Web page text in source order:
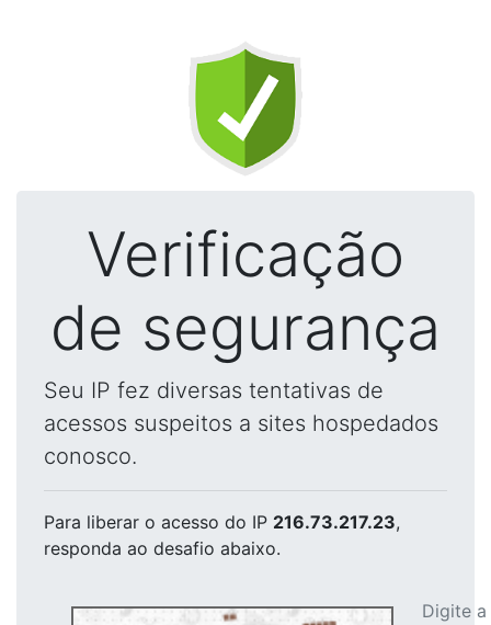
Verificação
de segurança
Seu IP fez diversas tentativas de
acessos suspeitos a sites hospedados
conosco.
Para liberar o acesso do IP 216.73.217.23,
responda ao desafio abaixo.
Digite